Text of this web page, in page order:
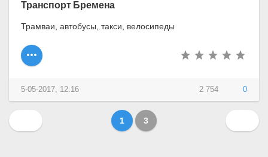
Транспорт Бремена
Трамваи, автобусы, такси, велосипеды
2 754 0
5-05-2017, 12:16
1 3